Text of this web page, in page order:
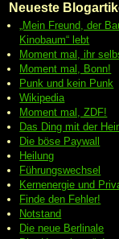
Neueste
„Mein Freund, der
Kinobaum“ lebt
Moment mal, ihr
Moment mal, Bonn!
Punk und kein Punk
Wikipedia
Moment mal, ZDF!
Das Ding mit der
Die böse Paywall
Heilung
Führungswechsel
Kernenergie und
Finde den Fehler!
Notstand
Die neue Berlinale